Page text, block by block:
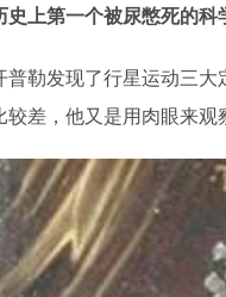
史上第一个被尿憋死的科
发现了行星运动三大
较差，他又是用肉眼来观